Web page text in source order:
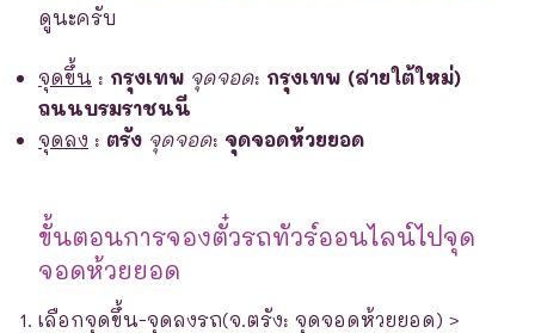
ดูนะครับ
จุดขึ้น : กรุงเทพ จุดจอด: กรุงเทพ (สายใต้ใหม่)
ถนนบรมราชนนี
จุดลง : ตรัง จุดจอด: จุดจอดห้วยยอด
ขั้นตอนการจองตั๋วรถทัวร์ออนไลน์ไปจุด
จอดห้วยยอด
เลือกจุดขึ้น-จุดลงรถ(จ.ตรัง: จุดจอดห้วยยอด) >